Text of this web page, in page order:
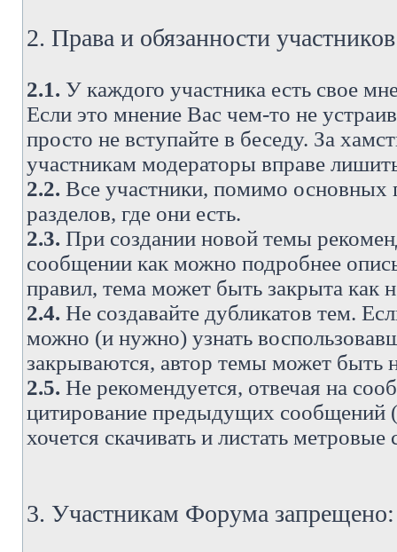
2. Права и обязанности
2.1. У каждого участника есть свое
Если это мнение Вас чем-то не
просто не вступайте в беседу. За
участникам модераторы вправе
2.2. Все участники, помимо основных
разделов, где они есть.
2.3. При создании новой темы
сообщении как можно подробнее
правил, тема может быть закрыта как
2.4. Не создавайте дубликатов тем.
можно (и нужно) узнать
закрываются, автор темы может быть
2.5. Не рекомендуется, отвечая на
цитирование предыдущих сообщений
хочется скачивать и листать
3. Участникам Форума запрещено: